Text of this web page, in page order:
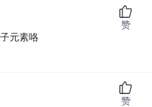
元素咯
赞
赞